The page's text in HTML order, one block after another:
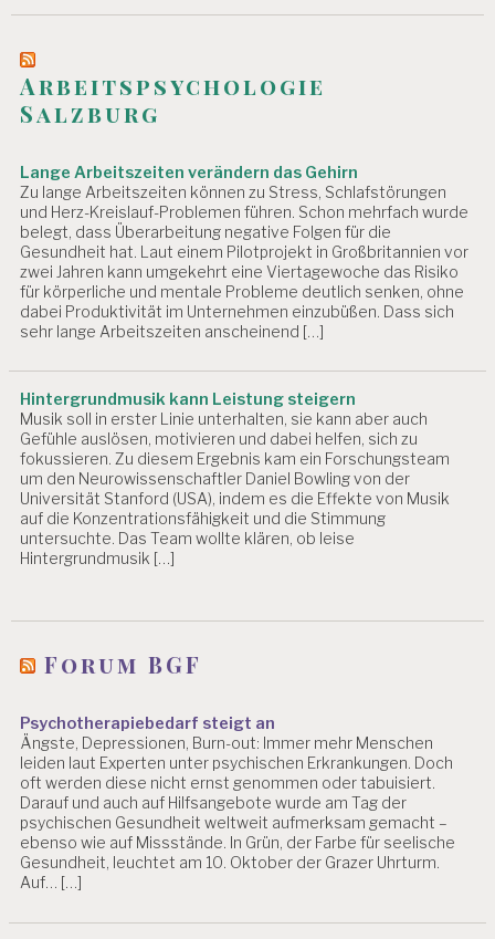
Arbeitspsychologie
Salzburg
Lange Arbeitszeiten verändern das Gehirn
Zu lange Arbeitszeiten können zu Stress, Schlafstörungen
und Herz-Kreislauf-Problemen führen. Schon mehrfach wurde
belegt, dass Überarbeitung negative Folgen für die
Gesundheit hat. Laut einem Pilotprojekt in Großbritannien vor
zwei Jahren kann umgekehrt eine Viertagewoche das Risiko
für körperliche und mentale Probleme deutlich senken, ohne
dabei Produktivität im Unternehmen einzubüßen. Dass sich
sehr lange Arbeitszeiten anscheinend […]
Hintergrundmusik kann Leistung steigern
Musik soll in erster Linie unterhalten, sie kann aber auch
Gefühle auslösen, motivieren und dabei helfen, sich zu
fokussieren. Zu diesem Ergebnis kam ein Forschungsteam
um den Neurowissenschaftler Daniel Bowling von der
Universität Stanford (USA), indem es die Effekte von Musik
auf die Konzentrationsfähigkeit und die Stimmung
untersuchte. Das Team wollte klären, ob leise
Hintergrundmusik […]
Forum BGF
Psychotherapiebedarf steigt an
Ängste, Depressionen, Burn-out: Immer mehr Menschen
leiden laut Experten unter psychischen Erkrankungen. Doch
oft werden diese nicht ernst genommen oder tabuisiert.
Darauf und auch auf Hilfsangebote wurde am Tag der
psychischen Gesundheit weltweit aufmerksam gemacht –
ebenso wie auf Missstände. In Grün, der Farbe für seelische
Gesundheit, leuchtet am 10. Oktober der Grazer Uhrturm.
Auf… […]